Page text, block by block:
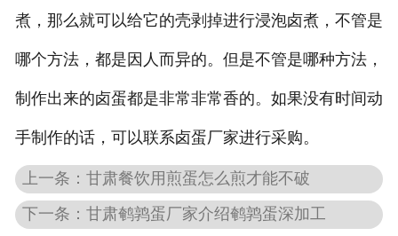
煮，那么就可以给它的壳剥掉进行浸泡卤煮，不管是
哪个方法，都是因人而异的。但是不管是哪种方法，
制作出来的卤蛋都是非常非常香的。如果没有时间动
手制作的话，可以联系卤蛋厂家进行采购。
上一条：甘肃餐饮用煎蛋怎么煎才能不破
下一条：甘肃鹌鹑蛋厂家介绍鹌鹑蛋深加工